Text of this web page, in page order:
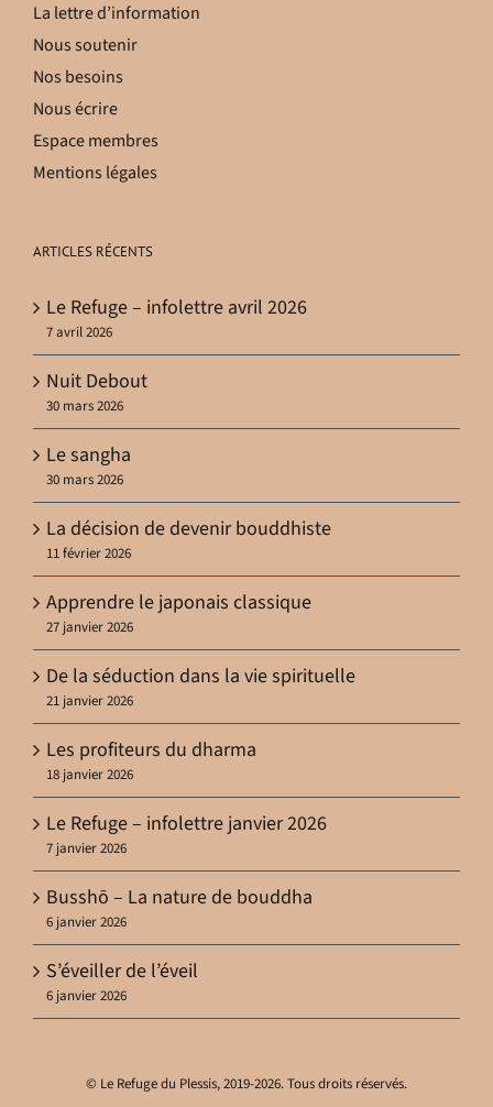
La lettre d’information
Nous soutenir
Nos besoins
Nous écrire
Espace membres
Mentions légales
ARTICLES RÉCENTS
Le Refuge – infolettre avril 2026
7 avril 2026
Nuit Debout
30 mars 2026
Le sangha
30 mars 2026
La décision de devenir bouddhiste
11 février 2026
Apprendre le japonais classique
27 janvier 2026
De la séduction dans la vie spirituelle
21 janvier 2026
Les profiteurs du dharma
18 janvier 2026
Le Refuge – infolettre janvier 2026
7 janvier 2026
Busshō – La nature de bouddha
6 janvier 2026
S’éveiller de l’éveil
6 janvier 2026
© Le Refuge du Plessis, 2019-2026. Tous droits réservés.